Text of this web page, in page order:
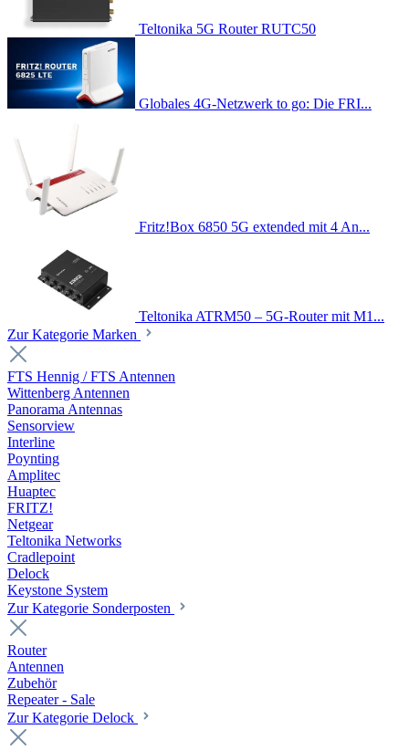
Teltonika 5G Router RUTC50
Globales 4G-Netzwerk to go: Die FRI...
Fritz!Box 6850 5G extended mit 4 An...
Teltonika ATRM50 – 5G-Router mit M1...
Zur Kategorie Marken
FTS Hennig / FTS Antennen
Wittenberg Antennen
Panorama Antennas
Sensorview
Interline
Poynting
Amplitec
Huaptec
FRITZ!
Netgear
Teltonika Networks
Cradlepoint
Delock
Keystone System
Zur Kategorie Sonderposten
Router
Antennen
Zubehör
Repeater - Sale
Zur Kategorie Delock